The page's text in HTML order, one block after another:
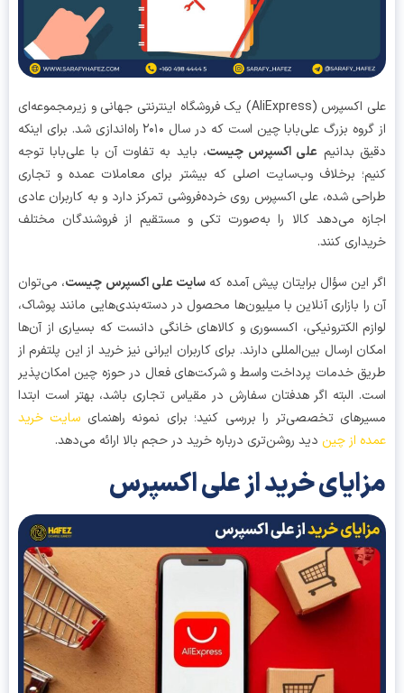
علی‌ اکسپرس (AliExpress) یک فروشگاه اینترنتی جهانی و زیرمجموعه‌ای
از گروه بزرگ علی‌بابا چین است که در سال ۲۰۱۰ راه‌اندازی شد. برای اینکه
بدانیمعلی اکسپرس چیست، باید به تفاوت آن با علی‌بابا توجه
برخلاف وب‌سایت اصلی که بیشتر برای معاملات عمده و تجاری
شده، علی‌ اکسپرس روی خرده‌فروشی تمرکز دارد و به کاربران عادی
می‌دهد کالا را به‌صورت تکی و مستقیم از فروشندگان مختلف
کنند.
این سؤال برایتان پیش آمده کهسایت علی اکسپرس چیست، می‌توان
بازاری آنلاین با میلیون‌ها محصول در دسته‌بندی‌هایی مانند پوشاک،
الکترونیکی، اکسسوری و کالاهای خانگی دانست که بسیاری از آن‌ها
ارسال بین‌المللی دارند. برای کاربران ایرانی نیز خرید از این پلتفرم از
خدمات پرداخت واسط و شرکت‌های فعال در حوزه چین امکان‌پذیر
البته اگر هدفتان سفارش در مقیاس تجاری باشد، بهتر است ابتدا
تخصصی‌تر را بررسی کنید؛ برای نمونه راهنمایسایت خرید
از چیندید روشن‌تری درباره خرید در حجم بالا ارائه می‌دهد.
خرید از علی اکسپرس